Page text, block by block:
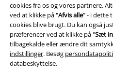
cookies fra os og vores partnere.
ved at klikke på "Afvis alle" - i dette
cookies blive brugt. Du kan også
præferencer ved at klikke på "Sæt
tilbagekalde eller ændre dit
indstillinger. Besøg
databeskyttelse.
Juridisk
Salgs-, medlems- &
Om EMP Danmark
Persondatapolitik